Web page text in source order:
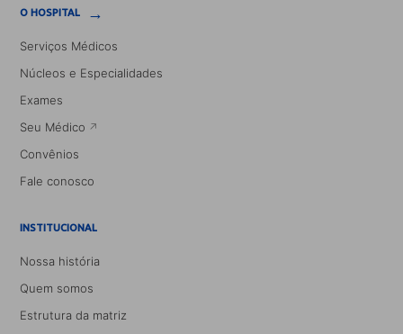
O HOSPITAL →
Serviços Médicos
Núcleos e Especialidades
Exames
Seu Médico
Convênios
Fale conosco
INSTITUCIONAL
Nossa história
Quem somos
Estrutura da matriz